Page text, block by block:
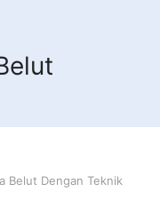
Belut Dengan Teknik